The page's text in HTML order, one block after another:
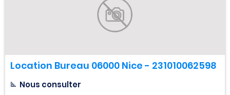
Location Bureau 06000 Nice - 231010062598
Nous consulter